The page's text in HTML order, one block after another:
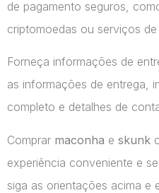
de pagamento seguros,
criptomoedas ou serviços
Forneça informações de
as informações de entrega,
completo e detalhes de
Comprar maconha e skunk
experiência conveniente e
siga as orientações acima e